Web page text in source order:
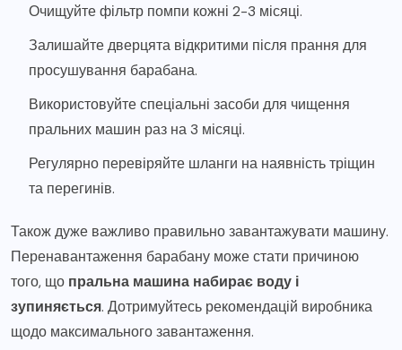
Очищуйте фільтр помпи кожні 2-3 місяці.
Залишайте дверцята відкритими після прання для
просушування барабана.
Використовуйте спеціальні засоби для чищення
пральних машин раз на 3 місяці.
Регулярно перевіряйте шланги на наявність тріщин
та перегинів.
Також дуже важливо правильно завантажувати машину.
Перенавантаження барабану може стати причиною
того, що пральна машина набирає воду і
зупиняється. Дотримуйтесь рекомендацій виробника
щодо максимального завантаження.